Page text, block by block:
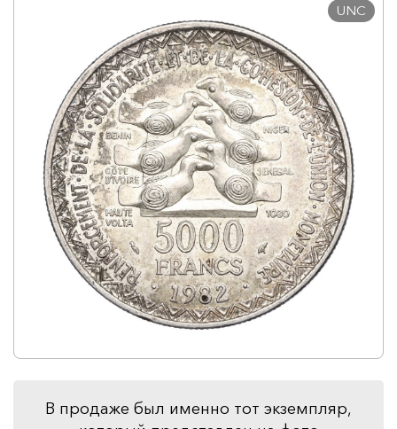
UNC
В продаже был именно тот экземпляр,